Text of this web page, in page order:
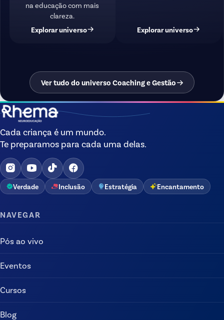
na educação com mais
clareza.
Explorar universo
Explorar universo
Ver tudo do universo Coaching e Gestão
Cada criança é um mundo.
Te preparamos para cada uma delas.
Verdade Inclusão Estratégia Encantamento
NAVEGAR
Pós ao vivo
Eventos
Cursos
Blog